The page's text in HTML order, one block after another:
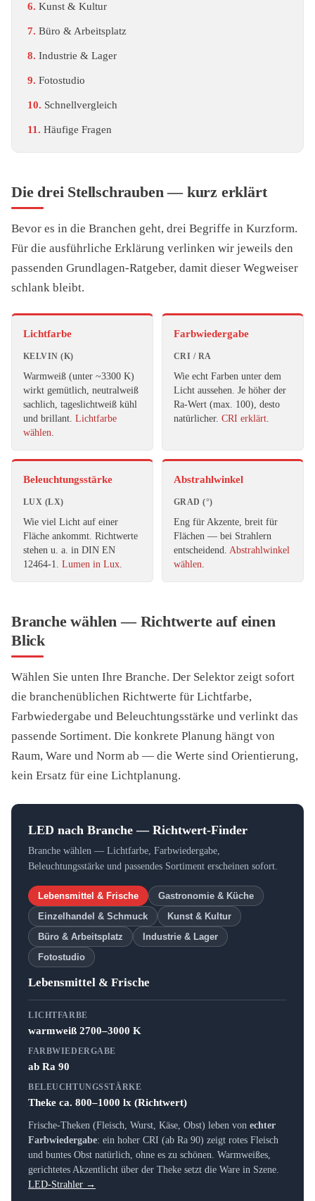
Kunst & Kultur
Büro & Arbeitsplatz
Industrie & Lager
Fotostudio
Schnellvergleich
Häufige Fragen
Die drei Stellschrauben — kurz erklärt
Bevor es in die Branchen geht, drei Begriffe in Kurzform.
Für die ausführliche Erklärung verlinken wir jeweils den
passenden Grundlagen-Ratgeber, damit dieser Wegweiser
schlank bleibt.
Lichtfarbe
KELVIN (K)
Warmweiß (unter ~3300 K)
wirkt gemütlich, neutralweiß
sachlich, tageslichtweiß kühl
und brillant. Lichtfarbe
wählen.
Farbwiedergabe
CRI / RA
Wie echt Farben unter dem
Licht aussehen. Je höher der
Ra-Wert (max. 100), desto
natürlicher. CRI erklärt.
Beleuchtungsstärke
LUX (LX)
Wie viel Licht auf einer
Fläche ankommt. Richtwerte
stehen u. a. in DIN EN
12464-1. Lumen in Lux.
Abstrahlwinkel
GRAD (°)
Eng für Akzente, breit für
Flächen — bei Strahlern
entscheidend. Abstrahlwinkel
wählen.
Branche wählen — Richtwerte auf einen
Blick
Wählen Sie unten Ihre Branche. Der Selektor zeigt sofort
die branchenüblichen Richtwerte für Lichtfarbe,
Farbwiedergabe und Beleuchtungsstärke und verlinkt das
passende Sortiment. Die konkrete Planung hängt von
Raum, Ware und Norm ab — die Werte sind Orientierung,
kein Ersatz für eine Lichtplanung.
LED nach Branche — Richtwert-Finder
Branche wählen — Lichtfarbe, Farbwiedergabe,
Beleuchtungsstärke und passendes Sortiment erscheinen sofort.
Lebensmittel & Frische
Gastronomie & Küche
Einzelhandel & Schmuck
Kunst & Kultur
Büro & Arbeitsplatz
Industrie & Lager
Fotostudio
Lebensmittel & Frische
LICHTFARBE
warmweiß 2700–3000 K
FARBWIEDERGABE
ab Ra 90
BELEUCHTUNGSSTÄRKE
Theke ca. 800–1000 lx (Richtwert)
Frische-Theken (Fleisch, Wurst, Käse, Obst) leben von echter
Farbwiedergabe: ein hoher CRI (ab Ra 90) zeigt rotes Fleisch
und buntes Obst natürlich, ohne es zu schönen. Warmweißes,
gerichtetes Akzentlicht über der Theke setzt die Ware in Szene.
LED-Strahler →